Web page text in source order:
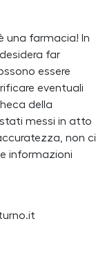
una farmacia! In
far
essere
eventuali
della
messi in atto
non ci
informazioni